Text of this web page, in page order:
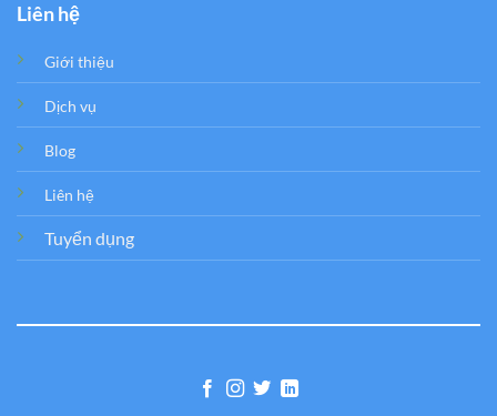
Liên hệ
Giới thiệu
Dịch vụ
Blog
Liên hệ
Tuyển dụng